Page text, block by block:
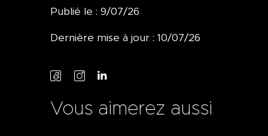
Publié le : 9/07/26
Dernière mise à jour : 10/07/26
Vous aimerez aussi